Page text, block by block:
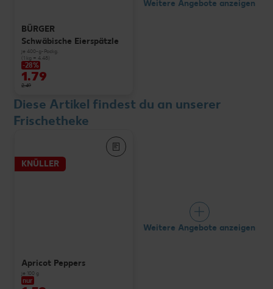
BÜRGER
Schwäbische Eierspätzle
je 400-g-Packg.
(1 kg = 4.48)
-28%
1.79
2.49
Weitere Angebote anzeigen
Diese Artikel findest du an unserer
Frischetheke
KNÜLLER
Apricot Peppers
je 100 g
nur
Weitere Angebote anzeigen